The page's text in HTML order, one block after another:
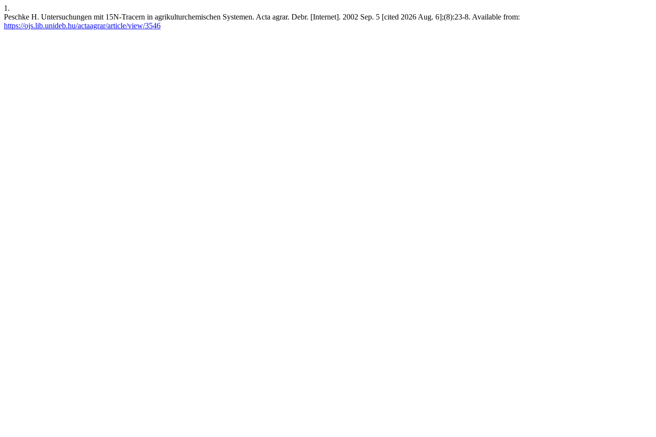
1.
Peschke H. Untersuchungen mit 15N-Tracern in agrikulturchemischen Systemen. Acta agrar. Debr. [Internet]. 2002 Sep. 5 [cited 2026 Aug. 6];(8):23-8. Available from:
https://ojs.lib.unideb.hu/actaagrar/article/view/3546